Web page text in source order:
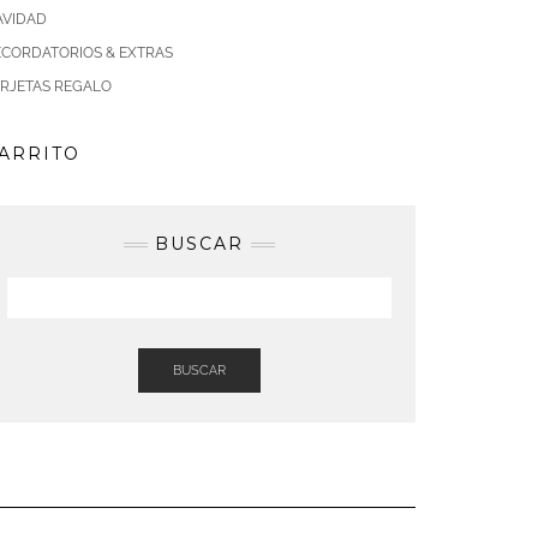
& EXTRAS
REGALO
BUSCAR
BUSCAR